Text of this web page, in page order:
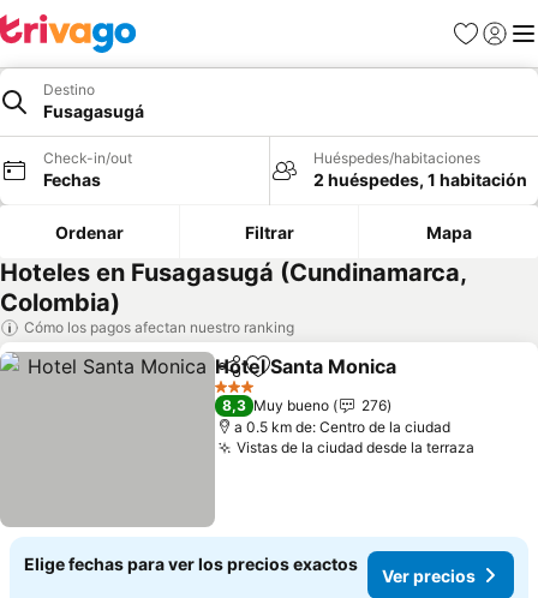
Favoritos
Iniciar
Destino
Fusagasugá
Check-in/out
Fechas
Huéspedes/habitaciones
2 huéspedes, 1 habitación
Ordenar Filtrar Mapa
Hoteles en Fusagasugá (Cundinamarca,
Colombia)
Cómo los pagos afectan nuestro ranking
CompartirAgregar a favoritos
Hotel Santa Monica
3 Estrellas
8,3 Muy bueno
276
a 0.5 km de: Centro de la ciudad
Vistas de la ciudad desde la terraza
Elige fechas para ver los precios exactos
Ver precios